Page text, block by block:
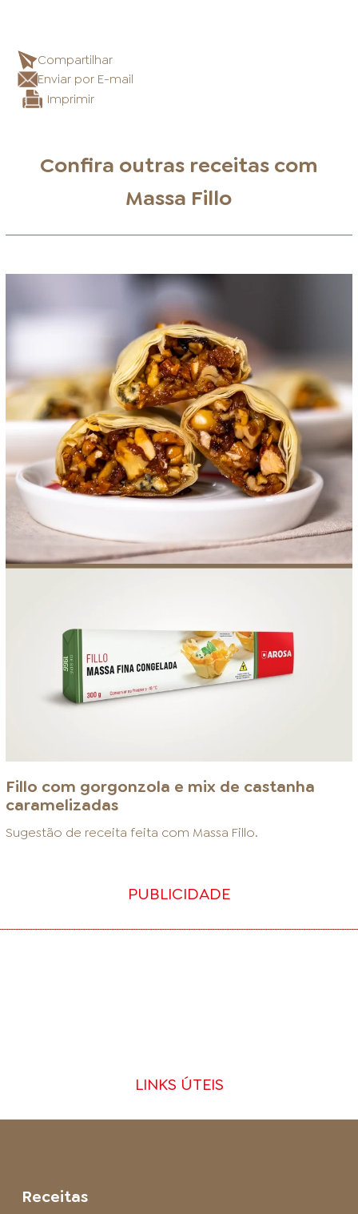
Compartilhar
Enviar por E-mail
Imprimir
Confira outras receitas com
Massa Fillo
Fillo com gorgonzola e mix de castanha
caramelizadas
Sugestão de receita feita com Massa Fillo.
PUBLICIDADE
LINKS ÚTEIS
Receitas